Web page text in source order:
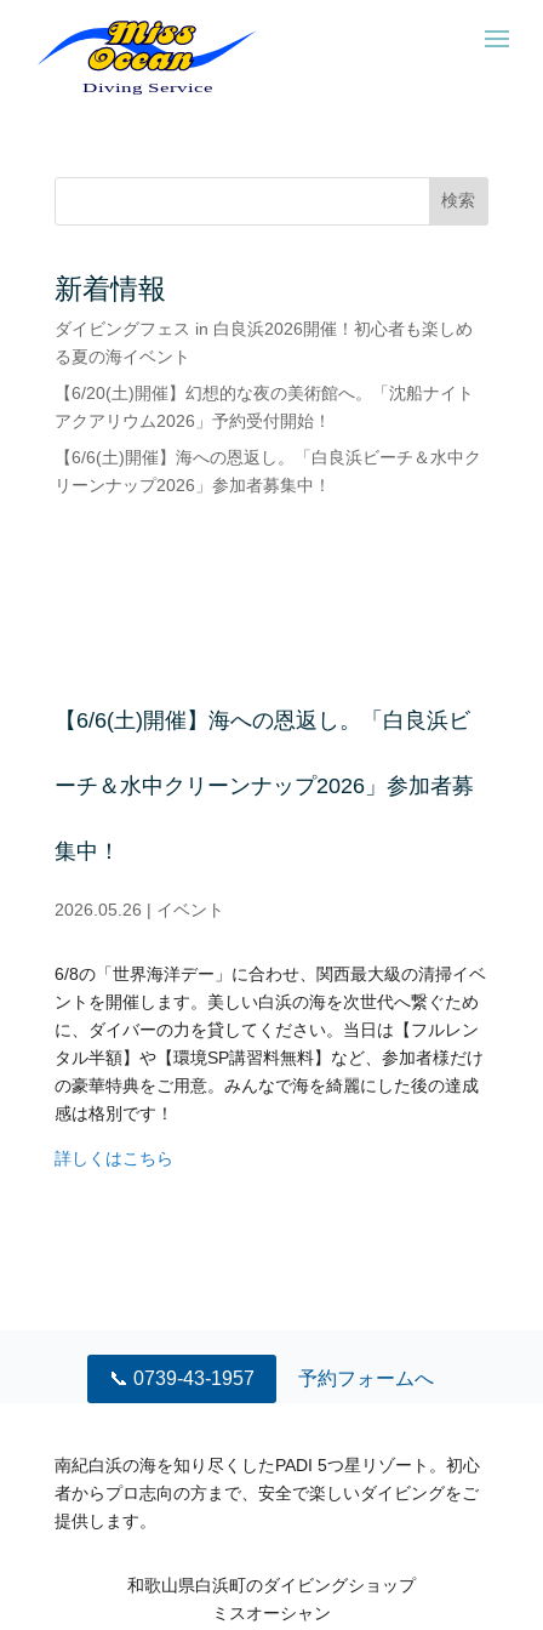
検索
新着情報
ダイビングフェス in 白良浜2026開催！初心者も楽しめ
る夏の海イベント
【6/20(土)開催】幻想的な夜の美術館へ。「沈船ナイト
アクアリウム2026」予約受付開始！
【6/6(土)開催】海への恩返し。「白良浜ビーチ＆水中ク
リーンナップ2026」参加者募集中！
【6/6(土)開催】海への恩返し。「白良浜ビ
ーチ＆水中クリーンナップ2026」参加者募
集中！
2026.05.26 | イベント
6/8の「世界海洋デー」に合わせ、関西最大級の清掃イベ
ントを開催します。美しい白浜の海を次世代へ繋ぐため
に、ダイバーの力を貸してください。当日は【フルレン
タル半額】や【環境SP講習料無料】など、参加者様だけ
の豪華特典をご用意。みんなで海を綺麗にした後の達成
感は格別です！
詳しくはこちら
南紀白浜の海を知り尽くしたPADI 5つ星リゾート。初心
者からプロ志向の方まで、安全で楽しいダイビングをご
提供します。
和歌山県白浜町のダイビングショップ
ミスオーシャン
📞 0739-43-1957 予約フォームへ